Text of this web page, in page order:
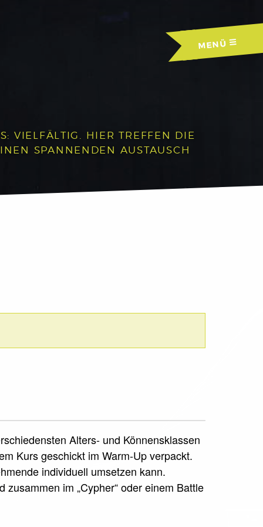
MENÜ
VIELFÄLTIG. HIER TREFFEN DIE
SPANNENDEN AUSTAUSCH
Alters- und Könnensklassen
Kurs geschickt im Warm-Up verpackt.
individuell umsetzen kann.
im „Cypher“ oder einem Battle